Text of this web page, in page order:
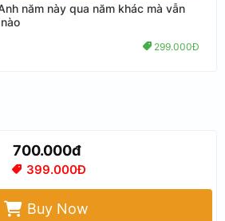
năm này qua năm khác mà vẫn
299.000Đ
700.000đ
399.000Đ
Buy Now